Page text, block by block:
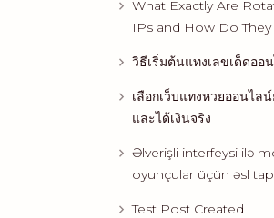
What Exactly Are
IPs and How Do
วิธีเริ่มต้นแทงเลขเด็ดออ
เลือกเว็บแทงหวยออนไล
และได้เงินจริง
Əlverişli interfeysi ilə
oyunçular üçün əsl
Test Post Created